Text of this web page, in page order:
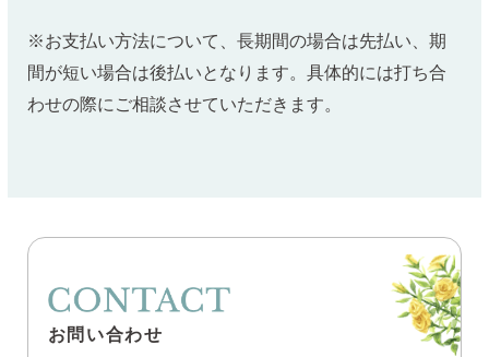
※お支払い方法について、長期間の場合は先払い、期
間が短い場合は後払いとなります。具体的には打ち合
わせの際にご相談させていただきます。
お問い合わせ